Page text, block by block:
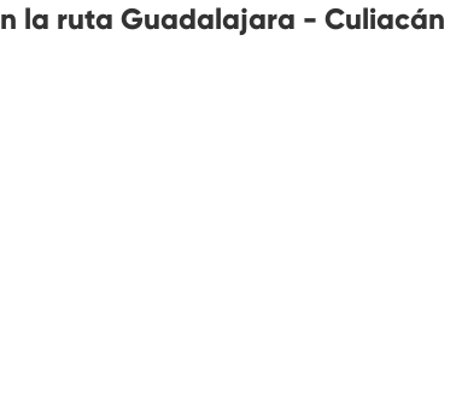
la ruta Guadalajara - Culiacán